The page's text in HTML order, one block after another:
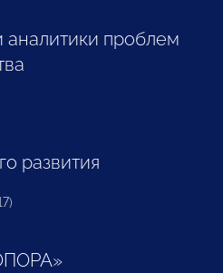
аналитики проблем
развития